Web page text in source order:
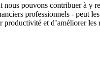
nous pouvons contribuer à y
professionnels - peut
productivité et d’améliorer les